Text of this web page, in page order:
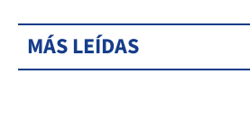
MÁS LEÍDAS